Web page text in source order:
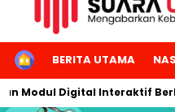
HOMEBERITA UTAMA
Digital Interaktif Berbasis